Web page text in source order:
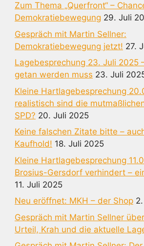
Zum Thema „Querfront“ –
Demokratiebewegung 29. Juli
Gespräch mit Martin Sellner:
Demokratiebewegung jetzt! 27.
Lagebesprechung 23. Juli 2025
getan werden muss 23. Juli
Kleine Hartlagebesprechung
realistisch sind die
SPD? 20. Juli 2025
Keine falschen Zitate bitte –
Kaufhold! 18. Juli 2025
Kleine Hartlagebesprechung
Brosius-Gersdorf verhindert –
11. Juli 2025
Neu eröffnet: MKH – der Shop
Gespräch mit Martin Sellner
Urteil, Krah und die aktuelle